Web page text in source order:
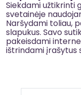
Siekdami užtikrinti
svetainėje
Naršydami toliau,
slapukus. Savo
pakeisdami
ištrindami įrašytus
Slapukų
Korupcijos
Kontaktai